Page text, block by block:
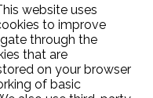
website uses
to improve
through the
that are
on your browser
of basic